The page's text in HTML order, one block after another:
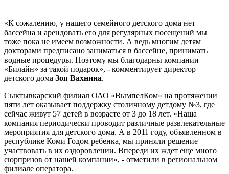
«К сожалению, у нашего семейного детского дома нет
бассейна и арендовать его для регулярных посещений мы
тоже пока не имеем возможности. А ведь многим детям
докторами предписано заниматься в бассейне, принимать
водные процедуры. Поэтому мы благодарны компании
«Билайн» за такой подарок», - комментирует директор
детского дома Зоя Вахнина.
Сыктывкарский филиал ОАО «ВымпелКом» на протяжении
пяти лет оказывает поддержку столичному детдому №3, где
сейчас живут 57 детей в возрасте от 3 до 18 лет. «Наша
компания периодически проводит различные развлекательные
мероприятия для детского дома. А в 2011 году, объявленном в
республике Коми Годом ребенка, мы приняли решение
участвовать в их оздоровлении. Впереди их ждет еще много
сюрпризов от нашей компании», - отметили в региональном
филиале оператора.